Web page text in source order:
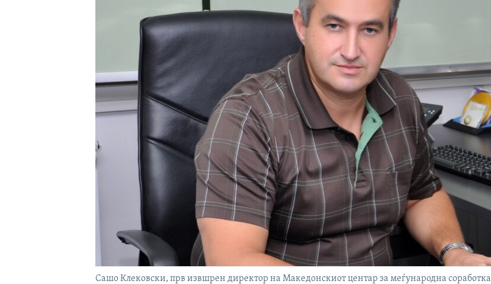
Сашо Клековски, прв извшрен директор на Македонскиот центар за меѓународна соработка